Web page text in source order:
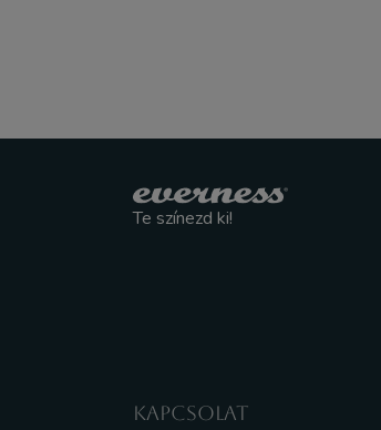
Te színezd ki!
KAPCSOLAT